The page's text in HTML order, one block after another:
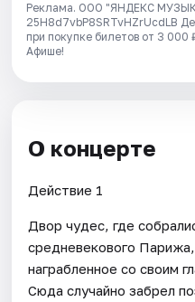
Реклама. ООО "ЯНДЕКС
25H8d7vbP8SRTvHZrUcdLB
при покупке билетов от 3 000
Афише!
О концерте
Действие 1
Двор чудес, где
средневекового
награбленное со своим
Сюда случайно забрел